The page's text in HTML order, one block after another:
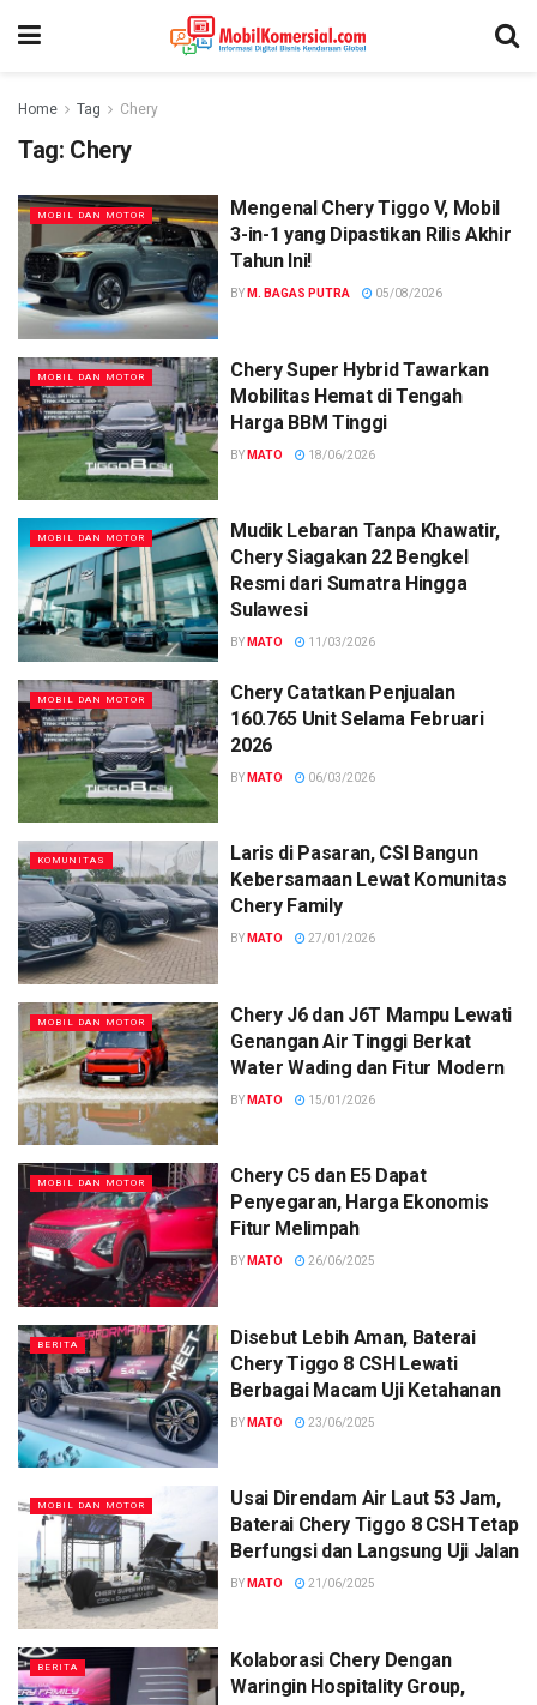
Home Tag Chery
Tag: Chery
MOBIL DAN MOTOR
Mengenal Chery Tiggo V, Mobil
3-in-1 yang Dipastikan Rilis Akhir
Tahun Ini!
BY M. BAGAS PUTRA 05/08/2026
MOBIL DAN MOTOR
Chery Super Hybrid Tawarkan
Mobilitas Hemat di Tengah
Harga BBM Tinggi
BY MATO 18/06/2026
MOBIL DAN MOTOR
Mudik Lebaran Tanpa Khawatir,
Chery Siagakan 22 Bengkel
Resmi dari Sumatra Hingga
Sulawesi
BY MATO 11/03/2026
MOBIL DAN MOTOR
Chery Catatkan Penjualan
160.765 Unit Selama Februari
2026
BY MATO 06/03/2026
KOMUNITAS
Laris di Pasaran, CSI Bangun
Kebersamaan Lewat Komunitas
Chery Family
BY MATO 27/01/2026
MOBIL DAN MOTOR
Chery J6 dan J6T Mampu Lewati
Genangan Air Tinggi Berkat
Water Wading dan Fitur Modern
BY MATO 15/01/2026
MOBIL DAN MOTOR
Chery C5 dan E5 Dapat
Penyegaran, Harga Ekonomis
Fitur Melimpah
BY MATO 26/06/2025
BERITA
Disebut Lebih Aman, Baterai
Chery Tiggo 8 CSH Lewati
Berbagai Macam Uji Ketahanan
BY MATO 23/06/2025
MOBIL DAN MOTOR
Usai Direndam Air Laut 53 Jam,
Baterai Chery Tiggo 8 CSH Tetap
Berfungsi dan Langsung Uji Jalan
BY MATO 21/06/2025
BERITA
Kolaborasi Chery Dengan
Waringin Hospitality Group,